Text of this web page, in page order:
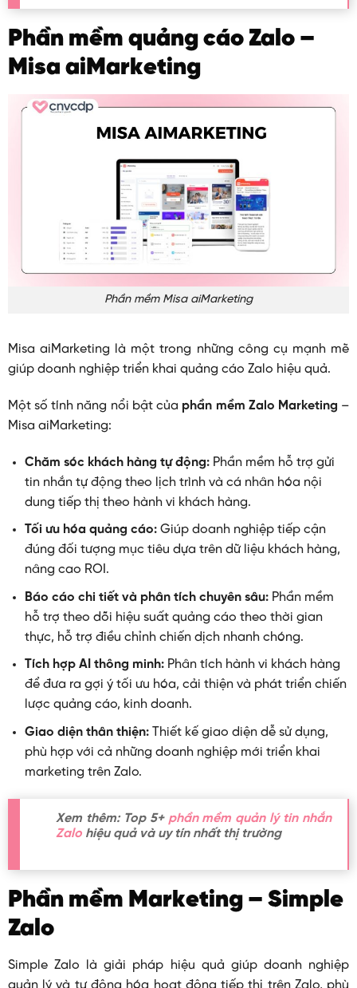
Phần mềm quảng cáo Zalo –
Misa aiMarketing
Phần mềm Misa aiMarketing
Misa aiMarketing là một trong những công cụ mạnh mẽ
giúp doanh nghiệp triển khai quảng cáo Zalo hiệu quả.
Một số tính năng nổi bật của phần mềm Zalo Marketing –
Misa aiMarketing:
Chăm sóc khách hàng tự động:Phần mềm hỗ trợ gửi
tin nhắn tự động theo lịch trình và cá nhân hóa nội
dung tiếp thị theo hành vi khách hàng.
Tối ưu hóa quảng cáo:Giúp doanh nghiệp tiếp cận
đúng đối tượng mục tiêu dựa trên dữ liệu khách hàng,
nâng cao ROI.
Báo cáo chi tiết và phân tích chuyên sâu:Phần mềm
hỗ trợ theo dõi hiệu suất quảng cáo theo thời gian
thực, hỗ trợ điều chỉnh chiến dịch nhanh chóng.
Tích hợp AI thông minh:Phân tích hành vi khách hàng
để đưa ra gợi ý tối ưu hóa, cải thiện và phát triển chiến
lược quảng cáo, kinh doanh.
Giao diện thân thiện:Thiết kế giao diện dễ sử dụng,
phù hợp với cả những doanh nghiệp mới triển khai
marketing trên Zalo.
Xem thêm: Top 5+ phần mềm quản lý tin nhắn
Zalohiệu quả và uy tín nhất thị trường
Phần mềm Marketing – Simple
Zalo
Simple Zalo là giải pháp hiệu quả giúp doanh nghiệp
quản lý và tự động hóa hoạt động tiếp thị trên Zalo, phù